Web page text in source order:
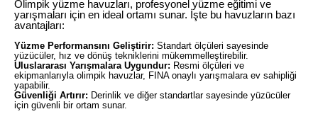
Olimpik yüzme havuzları, profesyonel yüzme eğitimi ve
yarışmaları için en ideal ortamı sunar. İşte bu havuzların bazı
avantajları:
Yüzme Performansını Geliştirir: Standart ölçüleri sayesinde
yüzücüler, hız ve dönüş tekniklerini mükemmelleştirebilir.
Uluslararası Yarışmalara Uygundur: Resmi ölçüleri ve
ekipmanlarıyla olimpik havuzlar, FINA onaylı yarışmalara ev sahipliği
yapabilir.
Güvenliği Artırır: Derinlik ve diğer standartlar sayesinde yüzücüler
için güvenli bir ortam sunar.